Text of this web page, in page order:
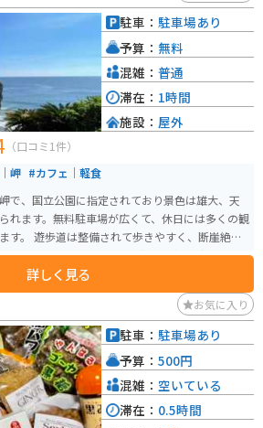
（口コミ1件）
岬 #カフェ｜軽食
で、国立公園に指定されており景色は雄大、天
れます。無料駐車場が広くて、休日には多くの観
、断崖絶壁
水しぶきがかかります。「祖国復帰の碑」や「沖
設置されています。「沖縄最北端到達証明」は
名入りで発行してくれます。 ここに来たら「ヤ
石林山」も行ってみたい。
詳しく見る
駐車： 駐車場あり
予算： 無料
混雑： 普通
滞在： 1時間
施設： 屋外
お気に入り
駐車： 駐車場あり
予算： 500円
混雑： 空いている
滞在： 0.5時間